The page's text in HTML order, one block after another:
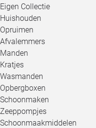
Eigen Collectie
Huishouden
Opruimen
Afvalemmers
Manden
Kratjes
Wasmanden
Opbergboxen
Schoonmaken
Zeeppompjes
Schoonmaakmiddelen